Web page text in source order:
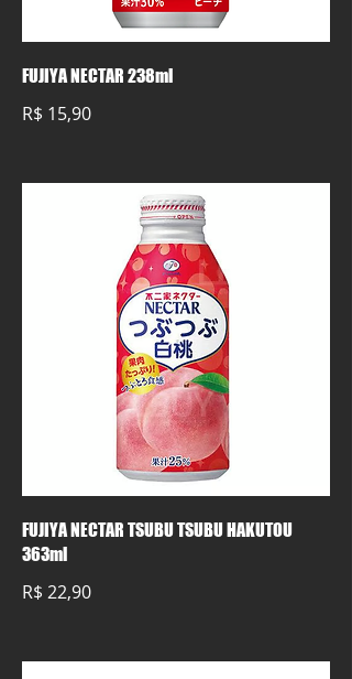
FUJIYA NECTAR 238ml
R$ 15,90
FUJIYA NECTAR TSUBU TSUBU HAKUTOU
363ml
R$ 22,90